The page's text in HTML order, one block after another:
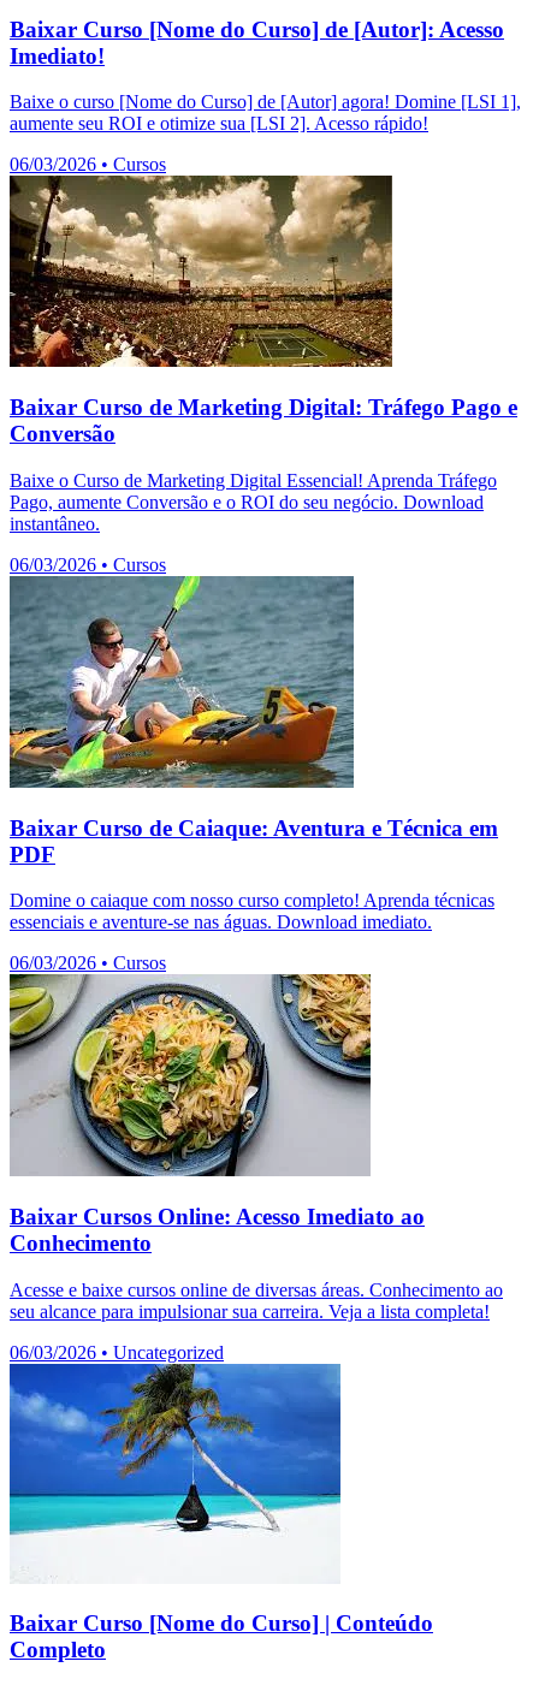
Baixar Curso [Nome do Curso] de [Autor]: Acesso
Imediato!
Baixe o curso [Nome do Curso] de [Autor] agora! Domine [LSI 1],
aumente seu ROI e otimize sua [LSI 2]. Acesso rápido!
06/03/2026 • Cursos
Baixar Curso de Marketing Digital: Tráfego Pago e
Conversão
Baixe o Curso de Marketing Digital Essencial! Aprenda Tráfego
Pago, aumente Conversão e o ROI do seu negócio. Download
instantâneo.
06/03/2026 • Cursos
Baixar Curso de Caiaque: Aventura e Técnica em
PDF
Domine o caiaque com nosso curso completo! Aprenda técnicas
essenciais e aventure-se nas águas. Download imediato.
06/03/2026 • Cursos
Baixar Cursos Online: Acesso Imediato ao
Conhecimento
Acesse e baixe cursos online de diversas áreas. Conhecimento ao
seu alcance para impulsionar sua carreira. Veja a lista completa!
06/03/2026 • Uncategorized
Baixar Curso [Nome do Curso] | Conteúdo
Completo